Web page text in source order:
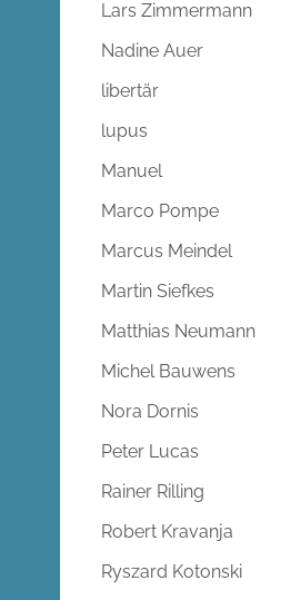
Lars Zimmermann
Nadine Auer
libertär
lupus
Manuel
Marco Pompe
Marcus Meindel
Martin Siefkes
Matthias Neumann
Michel Bauwens
Nora Dornis
Peter Lucas
Rainer Rilling
Robert Kravanja
Ryszard Kotonski